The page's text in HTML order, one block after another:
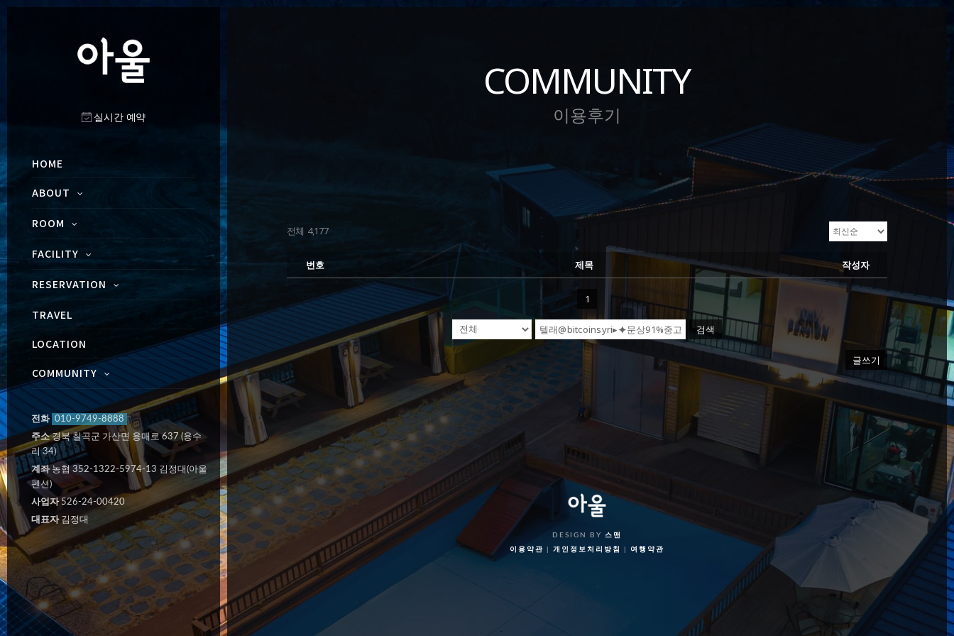
실시간 예약
HOME
ABOUT
ROOM
FACILITY
RESERVATION
TRAVEL
LOCATION
COMMUNITY
전화 010-9749-8888
주소경북 칠곡군 가산면 용매로 637 (용수
리 34)
계좌농협 352-1322-5974-13 김정대(아울
펜션)
사업자526-24-00420
대표자김정대
COMMUNITY
이용후기
전체 4,177
번호 제목 작성자
1
검색
글쓰기
DESIGN BY 스맨
이용약관
개인정보처리방침 여행약관